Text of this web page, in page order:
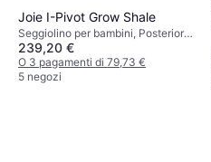
Joie I-Pivot Grow Shale
Seggiolino per bambini, Posteriore,
Anteriore, i-Size, Rivestimento
lavabile, Girevole, Protezione dagli
urti laterali (ASIP), Poggiatesta
239,20 €
O 3 pagamenti di 79,73 €
5 negozi